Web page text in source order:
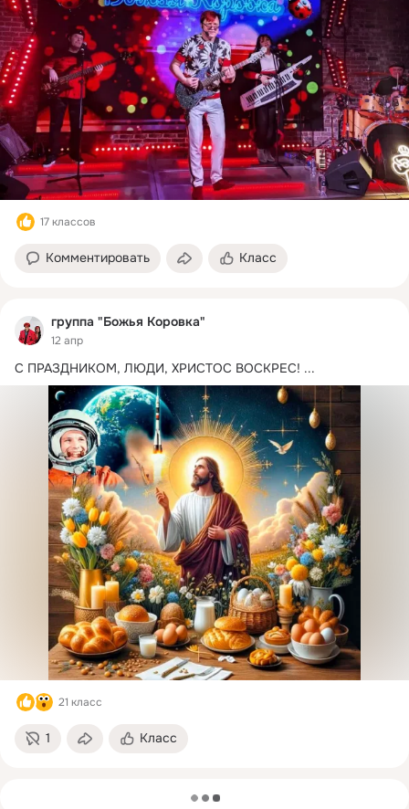
17 классов
Комментировать Класс
группа "Божья Коровка"
12 апр
С ПРАЗДНИКОМ, ЛЮДИ, ХРИСТОС ВОСКРЕС! ...
21 класс
1 Класс